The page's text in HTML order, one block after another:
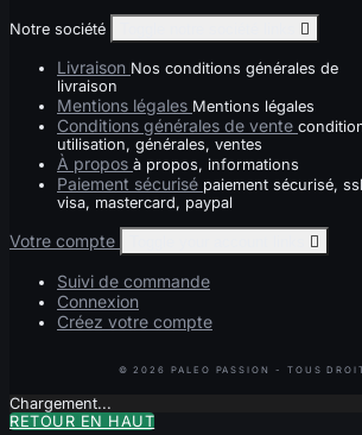
Notre société 
Livraison Nos conditions générales de
livraison
Mentions légales Mentions légales
Conditions générales de vente
utilisation, générales, ventes
À propos à propos, informations
Paiement sécurisé paiement sécurisé,
visa, mastercard, paypal
Votre compte 
Suivi de commande
Connexion
Créez votre compte
Chargement...
RETOUR EN HAUT